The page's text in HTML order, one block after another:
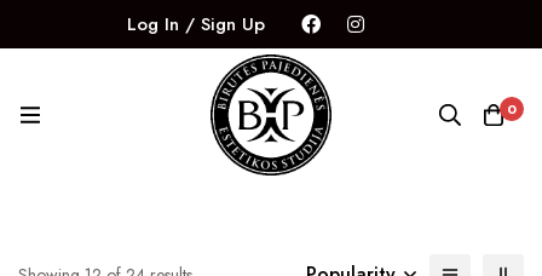
Log In / Sign Up
0